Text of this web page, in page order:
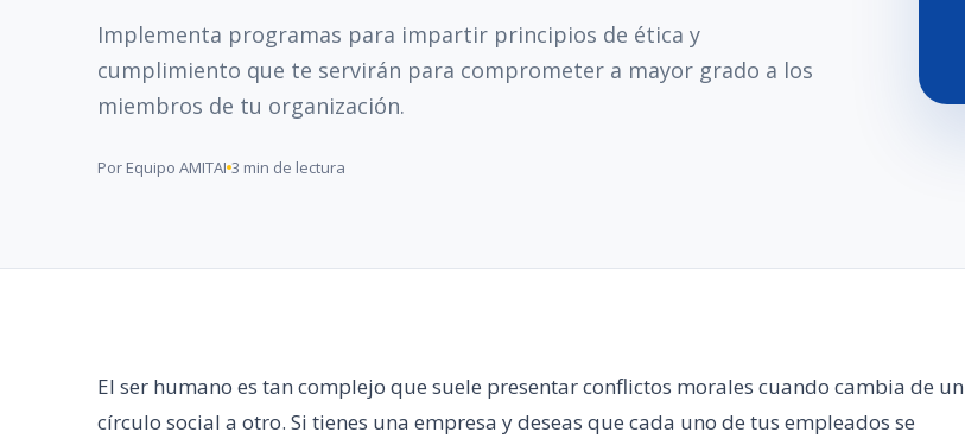
Implementa programas para impartir principios de ética y
cumplimiento que te servirán para comprometer a mayor grado a los
miembros de tu organización.
Por Equipo AMITAI 3 min de lectura
El ser humano es tan complejo que suele presentar conflictos morales cuando cambia de un
círculo social a otro. Si tienes una empresa y deseas que cada uno de tus empleados se